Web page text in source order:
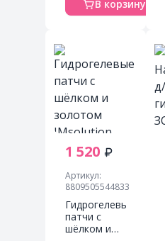
moisture eye
patch
В корзину
1 520
Артикул:
8809505544833
Гидрогелевые
патчи с
шёлком и